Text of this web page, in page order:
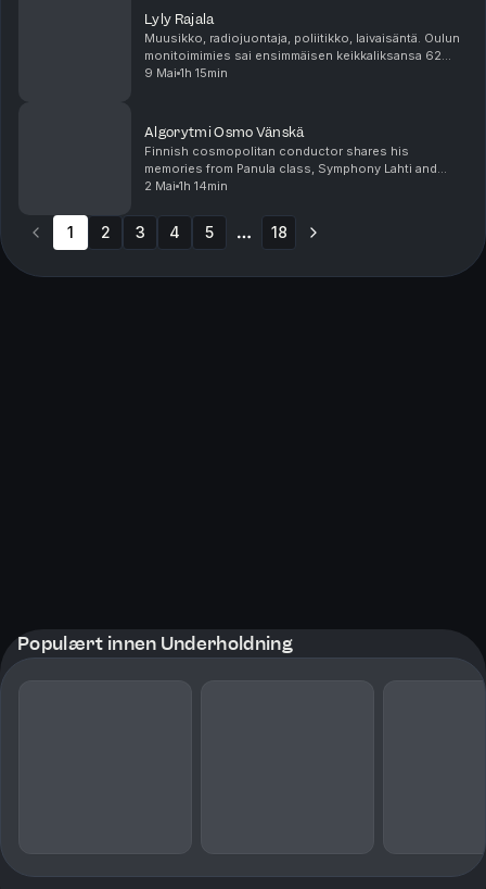
Lyly Rajala
Muusikko, radiojuontaja, poliitikko, laivaisäntä. Oulun
monitoimimies sai ensimmäisen keikkaliksansa 62
vuotta sitten 9.5.1964. Sen kunniaksi kävimme läpi
9 Mai 1h 15min
Algorytmi Osmo Vänskä
Finnish cosmopolitan conductor shares his
memories from Panula class, Symphony Lahti and
Minnesota Orchestra. Also analyzing how the times
orchestras. Remembe...
2 Mai 1h 14min
1 2 3 4 5 18
Populært innen Underholdning